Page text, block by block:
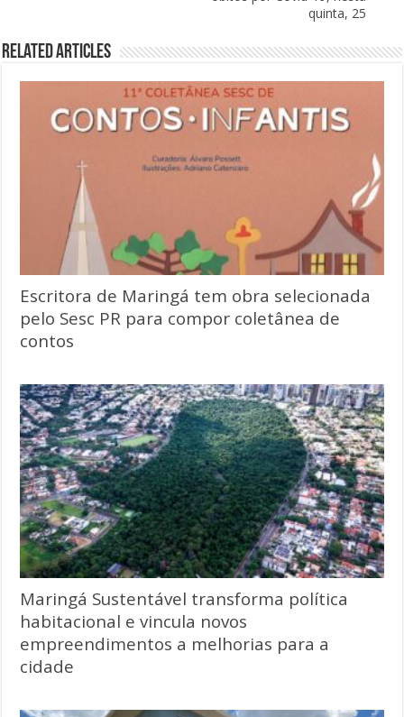
quinta, 25
Related Articles
Escritora de Maringá tem obra selecionada
pelo Sesc PR para compor coletânea de
contos
Maringá Sustentável transforma política
habitacional e vincula novos
empreendimentos a melhorias para a
cidade